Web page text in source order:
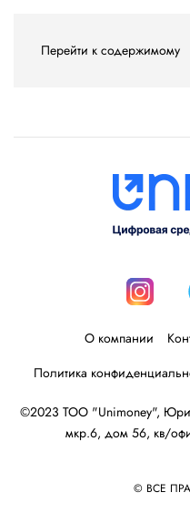
Перейти к содержимому
О компании
Политика
©2023 ТОО "Unimoney",
мкр.6, дом 56, кв/
© ВСЕ